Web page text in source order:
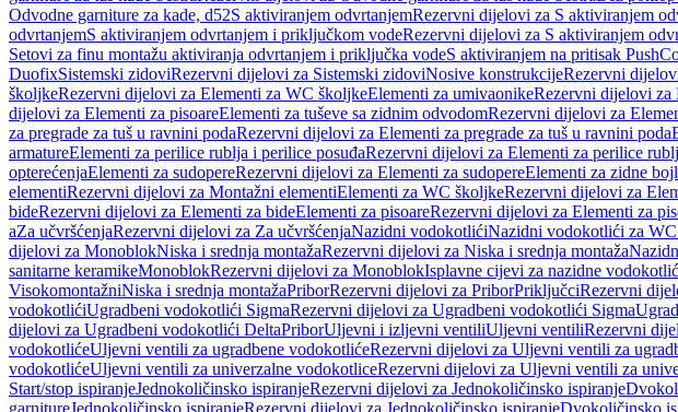
Odvodne garniture za kade, d52S aktiviranjem odvrtanjemRezervni dijelovi za S aktiviranjem
odvrtanjemS aktiviranjem odvrtanjem i priključkom vodeRezervni dijelovi za S aktiviranjem
Setovi za finu montažu aktiviranja odvrtanjem i priključka vodeS aktiviranjem na pritisak
DuofixSistemski zidoviRezervni dijelovi za Sistemski zidoviNosive konstrukcijeRezervni
školjkeRezervni dijelovi za Elementi za WC školjkeElementi za umivaonikeRezervni dijelovi za
dijelovi za Elementi za pisoareElementi za tuševe sa zidnim odvodomRezervni dijelovi za
za pregrade za tuš u ravnini podaRezervni dijelovi za Elementi za pregrade za tuš u ravnini poda
armatureElementi za perilice rublja i perilice posuđaRezervni dijelovi za Elementi za perilice
opterećenjaElementi za sudopereRezervni dijelovi za Elementi za sudopereElementi za zidne
elementiRezervni dijelovi za Montažni elementiElementi za WC školjkeRezervni dijelovi za
bideRezervni dijelovi za Elementi za bideElementi za pisoareRezervni dijelovi za Elementi za
aZa učvršćenjaRezervni dijelovi za Za učvršćenjaNazidni vodokotlićiNazidni vodokotlići za
dijelovi za MonoblokNiska i srednja montažaRezervni dijelovi za Niska i srednja montaža
sanitarne keramikeMonoblokRezervni dijelovi za MonoblokIsplavne cijevi za nazidne
VisokomontažniNiska i srednja montažaPriborRezervni dijelovi za PriborPriključciRezervni
vodokotlićiUgradbeni vodokotlići SigmaRezervni dijelovi za Ugradbeni vodokotlići Sigma
dijelovi za Ugradbeni vodokotlići DeltaPriborUljevni i izljevni ventiliUljevni ventiliRezervni
vodokotlićeUljevni ventili za ugradbene vodokotlićeRezervni dijelovi za Uljevni ventili za
vodokotlićeUljevni ventili za univerzalne vodokotliceRezervni dijelovi za Uljevni ventili za
Start/stop ispiranjeJednokoličinsko ispiranjeRezervni dijelovi za Jednokoličinsko ispiranje
garnitureJednokoličinsko ispiranjeRezervni dijelovi za Jednokoličinsko ispiranjeDvokoličinsko